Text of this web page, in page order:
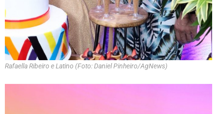
Rafaella Ribeiro e Latino (Foto: Daniel Pinheiro/AgNews)